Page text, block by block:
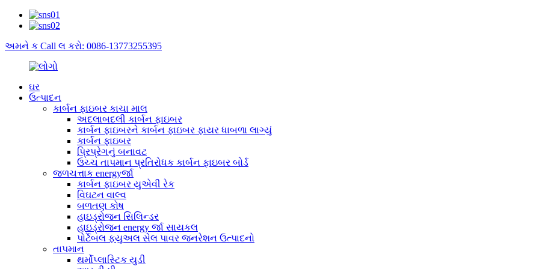
અમને ક Call લ કરો: 0086-13773255395
ઘર
ઉત્પાદન
કાર્બન ફાઇબર કાચા માલ
અદલાબદલી કાર્બન ફાઇબર
કાર્બન ફાઇબરને કાર્બન ફાઇબર ફાયર ધાબળા લાગ્યું
કાર્બન ફાઇબર
પ્રિપ્રેગનું બનાવટ
ઉચ્ચ તાપમાન પ્રતિરોધક કાર્બન ફાઇબર બોર્ડ
જળચત્તાક energyર્જા
કાર્બન ફાઇબર યુએવી રેક
વિઘટન વાલ્વ
બળતણ કોષ
હાઇડ્રોજન સિલિન્ડર
હાઇડ્રોજન energy ર્જા સાયકલ
પોર્ટેબલ ફ્યુઅલ સેલ પાવર જનરેશન ઉત્પાદનો
તાપમાન
થર્મોપ્લાસ્ટિક યુડી